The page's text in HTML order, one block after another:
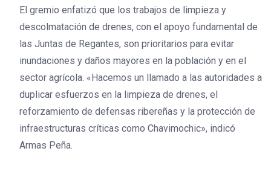
El gremio enfatizó que los trabajos de limpieza y
descolmatación de drenes, con el apoyo fundamental de
las Juntas de Regantes, son prioritarios para evitar
inundaciones y daños mayores en la población y en el
sector agrícola. «Hacemos un llamado a las autoridades a
duplicar esfuerzos en la limpieza de drenes, el
reforzamiento de defensas ribereñas y la protección de
infraestructuras críticas como Chavimochic», indicó
Armas Peña.